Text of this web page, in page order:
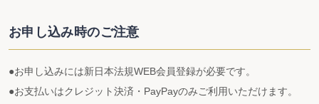
お申し込み時のご注意
●お申し込みには新日本法規WEB会員登録が必要です。
●お支払いはクレジット決済・PayPayのみご利用いただけます。